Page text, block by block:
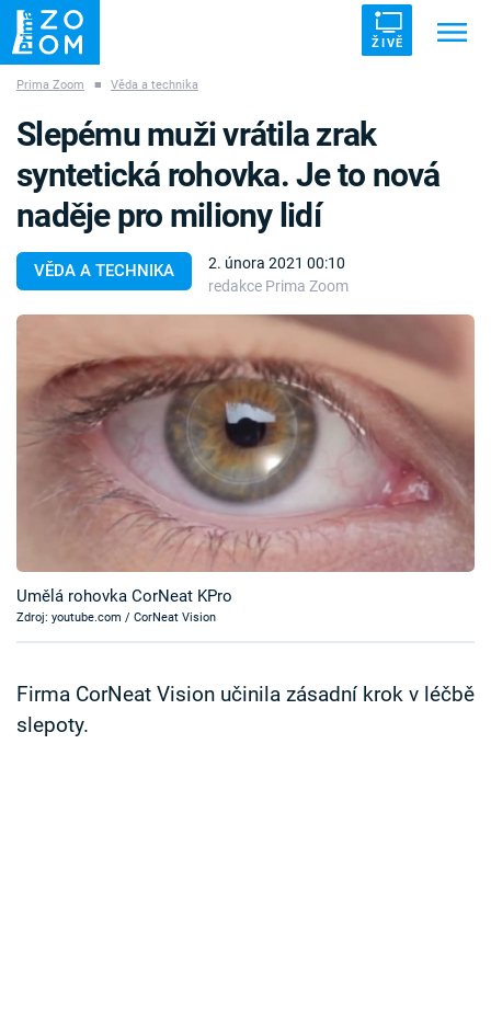
ŽIVĚ
ZÁHADY VETŘELCI DÁVNOVĚKU
Témata
Témata
Pořady
TV Program
Časopis
Sledujte prima+
Sledujte nás
Prima Zoom ■ Věda a technika
VĚDA A TECHNIKA
2. února 2021 00:10
redakce Prima Zoom
Slepému muži vrátila zrak
syntetická rohovka. Je to nová
naděje pro miliony lidí
Umělá rohovka CorNeat KPro
Zdroj: youtube.com / CorNeat Vision
Firma CorNeat Vision učinila zásadní krok v léčbě
slepoty.